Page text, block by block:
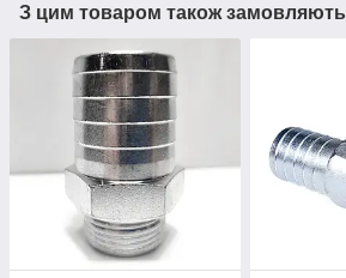
З цим товаром також замовляють